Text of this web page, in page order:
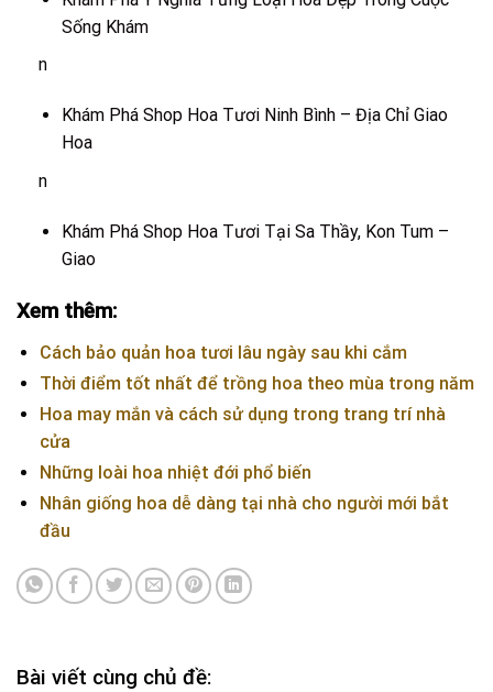
Sống Khám
n
Khám Phá Shop Hoa Tươi Ninh Bình – Địa Chỉ Giao
Hoa
n
Khám Phá Shop Hoa Tươi Tại Sa Thầy, Kon Tum –
Giao
Xem thêm:
Cách bảo quản hoa tươi lâu ngày sau khi cắm
Thời điểm tốt nhất để trồng hoa theo mùa trong năm
Hoa may mắn và cách sử dụng trong trang trí nhà
cửa
Những loài hoa nhiệt đới phổ biến
Nhân giống hoa dễ dàng tại nhà cho người mới bắt
đầu
Bài viết cùng chủ đề: